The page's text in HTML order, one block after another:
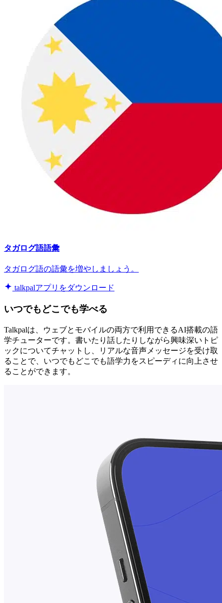
タガログ語語彙
タガログ語の語彙を増やしましょう。
talkpalアプリをダウンロード
いつでもどこでも学べる
Talkpalは、ウェブとモバイルの両方で利用できるAI搭載の語
学チューターです。書いたり話したりしながら興味深いトピ
ックについてチャットし、リアルな音声メッセージを受け取
ることで、いつでもどこでも語学力をスピーディに向上させ
ることができます。